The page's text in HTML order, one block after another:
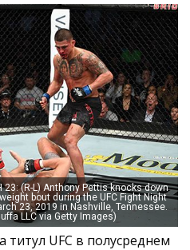
23: (R-L) Anthony Pettis knocks down
bout during the UFC Fight Night
23, 2019 in Nashville, Tennessee.
LLC via Getty Images)
UFC в полусреднем